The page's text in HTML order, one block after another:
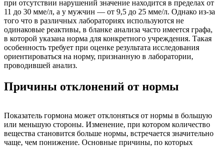
при отсутствии нарушений значение находится в пределах от
11 до 30 мме/л, а у мужчин — от 9,5 до 25 мме/л. Однако из-за
того что в различных лабораториях используются не
одинаковые реактивы, в бланке анализа часто имеется графа,
в которой указана норма для конкретного учреждения. Такая
особенность требует при оценке результата исследования
ориентироваться на норму, признанную в лаборатории,
проводившей анализ.
Причины отклонений от нормы
Показатель гормона может отклоняться от нормы в большую
или меньшую стороны. Изменение, при котором количество
вещества становится больше нормы, встречается значительно
чаще, чем понижение. Основные причины, по которых